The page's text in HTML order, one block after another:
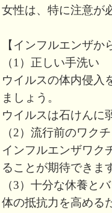
女性は、特に注意が
【インフルエンザか
（1）正しい手洗い
ウイルスの体内侵入
ましょう。
ウイルスは石けんに
（2）流行前のワク
インフルエンザワク
ることが期待できま
（3）十分な休養と
体の抵抗力を高める